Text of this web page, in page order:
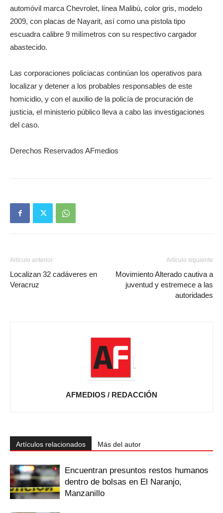
automóvil marca Chevrolet, línea Malibú, color gris, modelo
2009, con placas de Nayarit, así como una pistola tipo
escuadra calibre 9 milímetros con su respectivo cargador
abastecido.
Las corporaciones policiacas continúan los operativos para
localizar y detener a los probables responsables de este
homicidio, y con el auxilio de la policía de procuración de
justicia, el ministerio público lleva a cabo las investigaciones
del caso.
Derechos Reservados AFmedios
Artículo anterior
Localizan 32 cadáveres en
Veracruz
Artículo siguiente
Movimiento Alterado cautiva a
juventud y estremece a las
autoridades
AFMEDIOS / REDACCIÓN
Artículos relacionados Más del autor
Encuentran presuntos restos humanos
dentro de bolsas en El Naranjo,
Manzanillo